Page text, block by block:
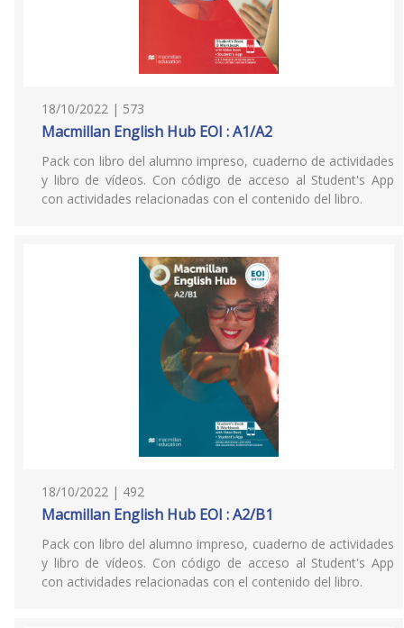
18/10/2022 | 573
Macmillan English Hub EOI : A1/A2
Pack con libro del alumno impreso, cuaderno de actividades
y libro de vídeos. Con código de acceso al Student's App
con actividades relacionadas con el contenido del libro.
18/10/2022 | 492
Macmillan English Hub EOI : A2/B1
Pack con libro del alumno impreso, cuaderno de actividades
y libro de vídeos. Con código de acceso al Student's App
con actividades relacionadas con el contenido del libro.